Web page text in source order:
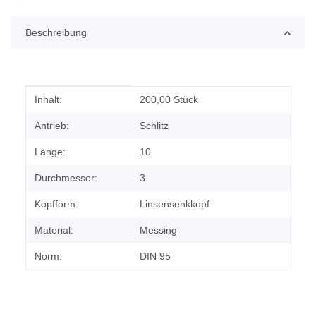
Beschreibung
Produkteigenschaft
Wert
Inhalt: 200,00 Stück
Antrieb: Schlitz
Länge: 10
Durchmesser: 3
Kopfform: Linsensenkkopf
Material: Messing
Norm: DIN 95